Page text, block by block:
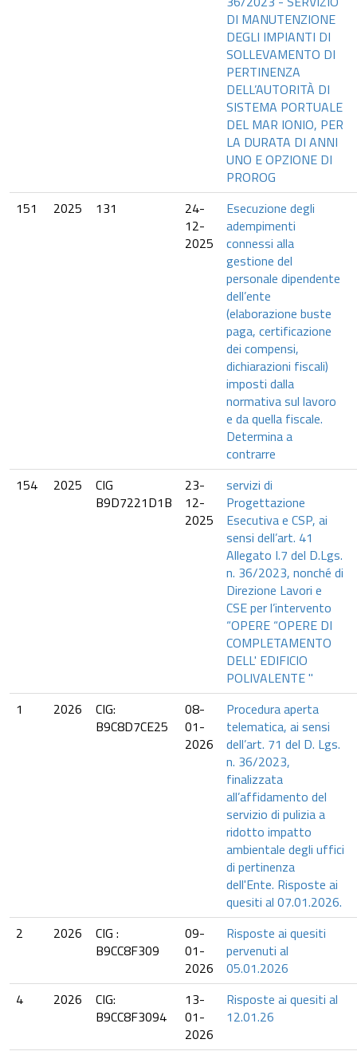
DI MANUTENZIONE
DEGLI IMPIANTI DI
SOLLEVAMENTO DI
PERTINENZA
DELL’AUTORITÀ DI
SISTEMA PORTUALE
DEL MAR IONIO, PER
LA DURATA DI ANNI
UNO E OPZIONE DI
PROROG
151
2025 131
24-
12-
2025
Esecuzione degli
adempimenti
connessi alla
gestione del
personale dipendente
dell’ente
(elaborazione buste
paga, certificazione
dei compensi,
dichiarazioni fiscali)
imposti dalla
normativa sul lavoro
e da quella fiscale.
Determina a
contrarre
154
2025
CIG
B9D7221D1B
23-
12-
2025
servizi di
Progettazione
Esecutiva e CSP, ai
sensi dell’art. 41
Allegato I.7 del D.Lgs.
n. 36/2023, nonché di
Direzione Lavori e
CSE per l’intervento
“OPERE “OPERE DI
COMPLETAMENTO
DELL' EDIFICIO
POLIVALENTE "
1
2026
CIG:
B9C8D7CE25
08-
01-
2026
Procedura aperta
telematica, ai sensi
dell’art. 71 del D. Lgs.
n. 36/2023,
finalizzata
all’affidamento del
servizio di pulizia a
ridotto impatto
ambientale degli uffici
di pertinenza
dell'Ente. Risposte ai
quesiti al 07.01.2026.
2
2026
CIG :
B9CC8F309
09-
01-
2026
Risposte ai quesiti
pervenuti al
05.01.2026
4
2026
CIG:
B9CC8F3094
13-
01-
2026
Risposte ai quesiti al
12.01.26